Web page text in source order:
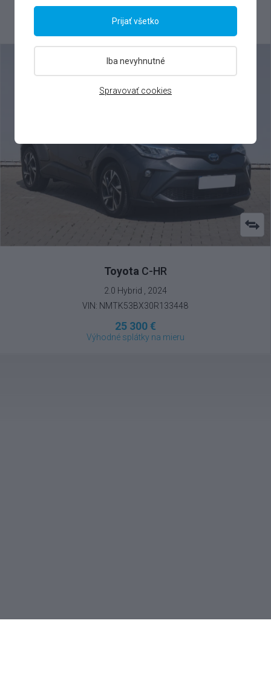
30 000 €
Výhodné splátky na mieru
Toyota C-HR
2.0 Hybrid , 2024
VIN: NMTK53BX30R133448
25 300 €
Výhodné splátky na mieru
Spravovať cookies
Iba nevyhnutné
Prijať všetko